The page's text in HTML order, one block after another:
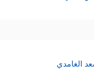
الغامدي